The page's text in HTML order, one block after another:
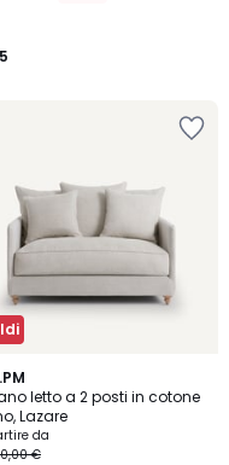
5
letto a 2 posti in cotone
Lazare
da
€